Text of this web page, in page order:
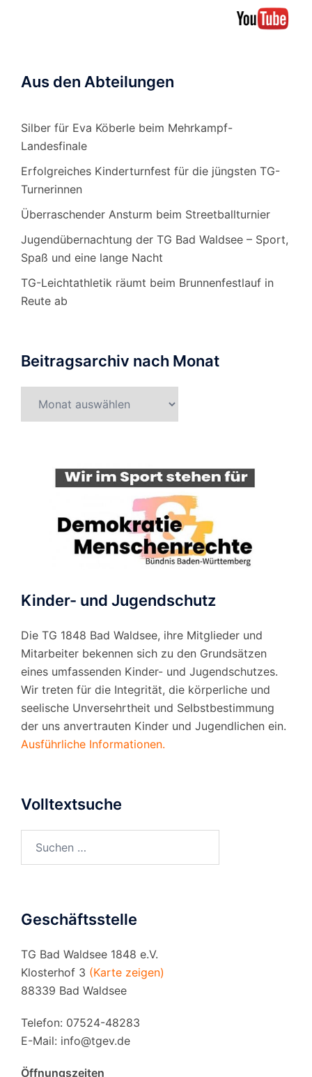
Aus den Abteilungen
Silber für Eva Köberle beim Mehrkampf-
Landesfinale
Erfolgreiches Kinderturnfest für die jüngsten TG-
Turnerinnen
Überraschender Ansturm beim Streetballturnier
Jugendübernachtung der TG Bad Waldsee – Sport,
Spaß und eine lange Nacht
TG-Leichtathletik räumt beim Brunnenfestlauf in
Reute ab
Beitragsarchiv nach Monat
nach
Kinder- und Jugendschutz
Die TG 1848 Bad Waldsee, ihre Mitglieder und
Mitarbeiter bekennen sich zu den Grundsätzen
eines umfassenden Kinder- und Jugendschutzes.
Wir treten für die Integrität, die körperliche und
seelische Unversehrtheit und Selbstbestimmung
der uns anvertrauten Kinder und Jugendlichen ein.
Ausführliche Informationen.
Volltextsuche
Geschäftsstelle
TG Bad Waldsee 1848 e.V.
Klosterhof 3 (Karte zeigen)
88339 Bad Waldsee
Telefon: 07524-48283
E-Mail: info@tgev.de
Öffnungszeiten